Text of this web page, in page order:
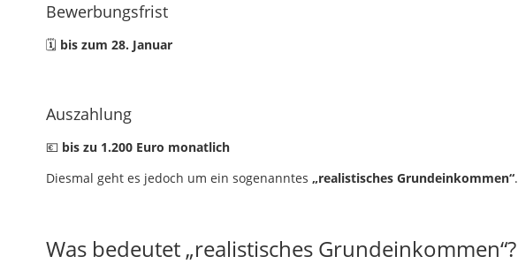
Bewerbungsfrist
🗓 bis zum 28. Januar
Auszahlung
💶 bis zu 1.200 Euro monatlich
Diesmal geht es jedoch um ein sogenanntes „realistisches Grundeinkommen“.
Was bedeutet „realistisches Grundeinkommen“?